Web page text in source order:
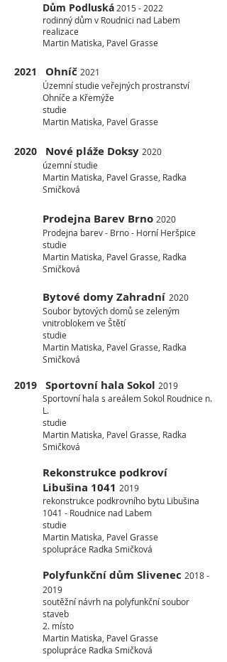
Dům Podluská 2015 - 2022
rodinný dům v Roudnici nad Labem
realizace
Martin Matiska, Pavel Grasse
2021 Ohníč 2021
Územní studie veřejných prostranství
Ohníče a Křemýže
studie
Martin Matiska, Pavel Grasse
2020 Nové pláže Doksy 2020
územní studie
Martin Matiska, Pavel Grasse, Radka
Smičková
Prodejna Barev Brno 2020
Prodejna barev - Brno - Horní Heršpice
studie
Martin Matiska, Pavel Grasse, Radka
Smičková
Bytové domy Zahradní 2020
Soubor bytových domů se zeleným
vnitroblokem ve Štětí
studie
Martin Matiska, Pavel Grasse, Radka
Smičková
2019 Sportovní hala Sokol 2019
Sportovní hala s areálem Sokol Roudnice n.
L.
studie
Martin Matiska, Pavel Grasse, Radka
Smičková
Rekonstrukce podkroví
Libušina 1041 2019
rekonstrukce podkrovního bytu Libušina
1041 - Roudnice nad Labem
studie
Martin Matiska, Pavel Grasse
spolupráce Radka Smičková
Polyfunkční dům Slivenec 2018 -
2019
soutěžní návrh na polyfunkční soubor
staveb
2. místo
Martin Matiska, Pavel Grasse
spolupráce Radka Smičková